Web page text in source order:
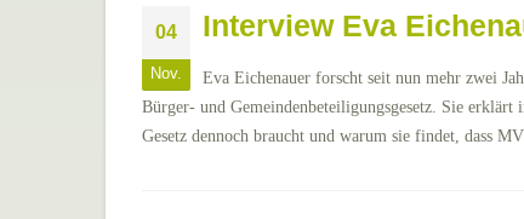
04
Nov.
Interview Eva
Eva Eichenauer forscht seit nun mehr zwei
Bürger- und Gemeindenbeteiligungsgesetz. Sie
Gesetz dennoch braucht und warum sie findet, dass